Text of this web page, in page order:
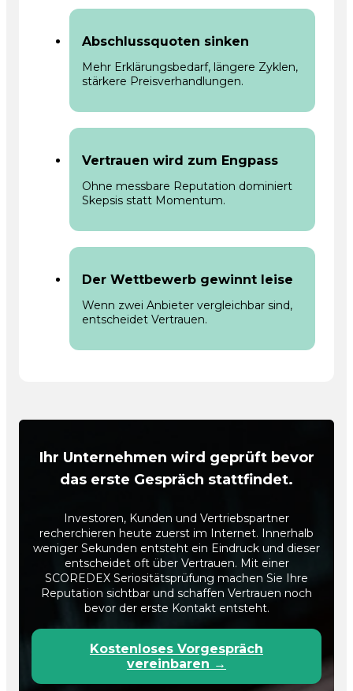
Abschlussquoten sinken
Mehr Erklärungsbedarf, längere Zyklen,
stärkere Preisverhandlungen.
Vertrauen wird zum Engpass
Ohne messbare Reputation dominiert
Skepsis statt Momentum.
Der Wettbewerb gewinnt leise
Wenn zwei Anbieter vergleichbar sind,
entscheidet Vertrauen.
Ihr Unternehmen wird geprüft bevor
das erste Gespräch stattfindet.
Investoren, Kunden und Vertriebspartner
recherchieren heute zuerst im Internet. Innerhalb
weniger Sekunden entsteht ein Eindruck und dieser
entscheidet oft über Vertrauen. Mit einer
SCOREDEX Seriositätsprüfung machen Sie Ihre
Reputation sichtbar und schaffen Vertrauen noch
bevor der erste Kontakt entsteht.
Kostenloses Vorgespräch
vereinbaren →